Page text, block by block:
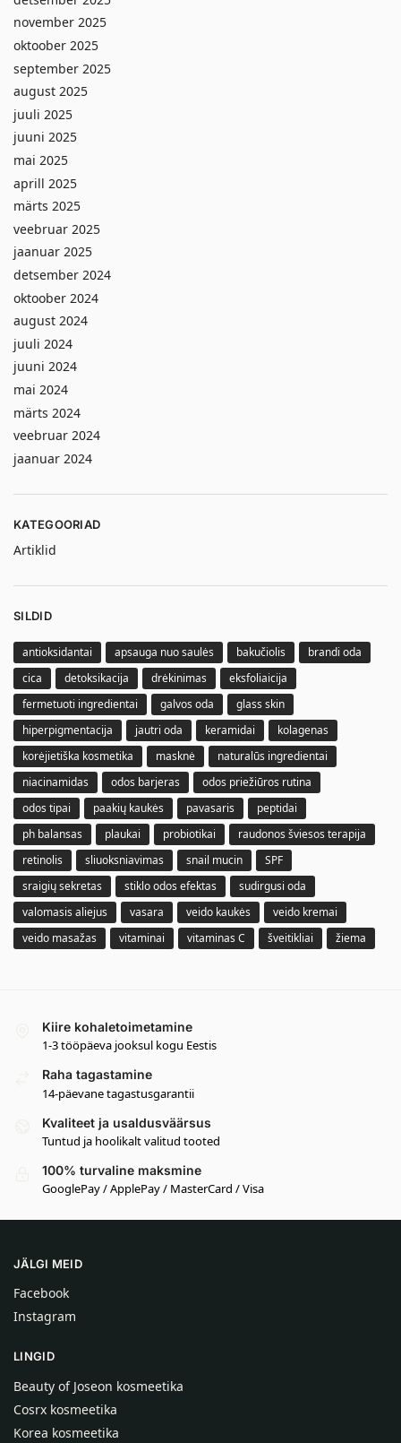
november 2025
oktoober 2025
september 2025
august 2025
juuli 2025
juuni 2025
mai 2025
aprill 2025
märts 2025
veebruar 2025
jaanuar 2025
detsember 2024
oktoober 2024
august 2024
juuli 2024
juuni 2024
mai 2024
märts 2024
veebruar 2024
jaanuar 2024
KATEGOORIAD
Artiklid
SILDID
antioksidantai apsauga nuo saulės bakučiolis
brandi oda
cica
detoksikacija drėkinimas
eksfoliaicija
fermetuoti ingredientai
galvos oda
glass skin
hiperpigmentacija
jautri oda keramidai
kolagenas
korėjietiška kosmetika
masknė
naturalūs ingredientai
niacinamidas
odos barjeras
odos priežiūros rutina
odos tipai
paakių kaukės pavasaris
peptidai
ph balansas
plaukai probiotikai
raudonos šviesos terapija
retinolis
sliuoksniavimas snail mucin
SPF
sraigių sekretas
stiklo odos efektas
sudirgusi oda
valomasis aliejus
vasara veido kaukės
veido kremai
veido masažas
vitaminai vitaminas C šveitikliai žiema
Kiire kohaletoimetamine
1-3 tööpäeva jooksul kogu Eestis
Raha tagastamine
14-päevane tagastusgarantii
Kvaliteet ja usaldusväärsus
Tuntud ja hoolikalt valitud tooted
100% turvaline maksmine
GooglePay / ApplePay / MasterCard / Visa
JÄLGI MEID
Facebook
Instagram
LINGID
Beauty of Joseon kosmeetika
Cosrx kosmeetika
Korea kosmeetika